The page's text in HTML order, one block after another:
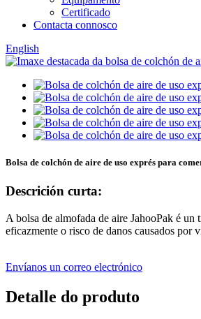
Certificado
Contacta connosco
English
Bolsa de colchón de aire de uso exprés para
Descrición curta:
A bolsa de almofada de aire JahooPak é
eficazmente o risco de danos causados ​​por
Envíanos un correo electrónico
Detalle do produto